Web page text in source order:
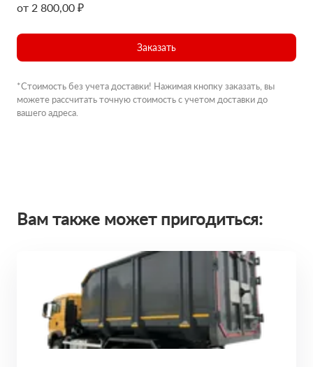
от 2 800,00 ₽
Заказать
*Стоимость без учета доставки! Нажимая кнопку заказать, вы
можете рассчитать точную стоимость с учетом доставки до
вашего адреса.
Вам также может пригодиться: